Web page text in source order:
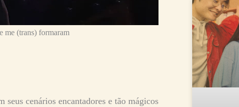
me (trans) formaram
seus cenários encantadores e tão mágicos